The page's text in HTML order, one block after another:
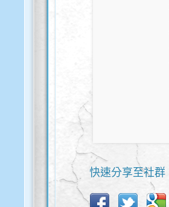
快速分享至社群